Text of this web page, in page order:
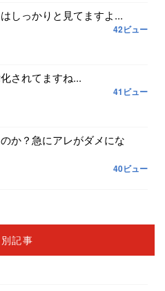
しっかりと見てますよ...
42ビュー
されてますね...
41ビュー
か？急にアレがダメにな
40ビュー
記事